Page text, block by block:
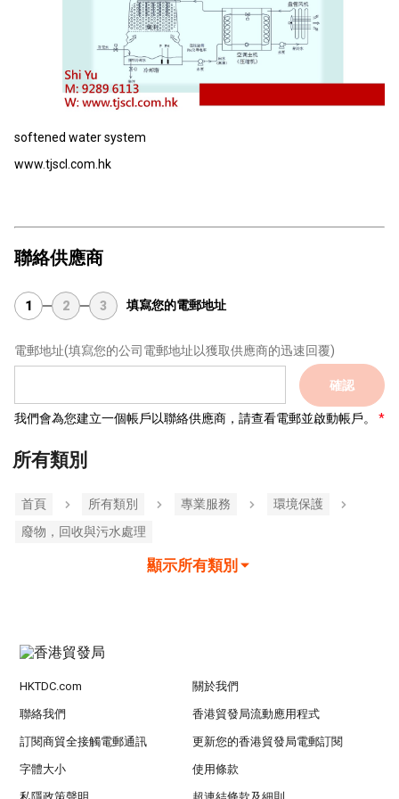
softened water system
www.tjscl.com.hk
聯絡供應商
1 2 3 填寫您的電郵地址
電郵地址(填寫您的公司電郵地址以獲取供應商的迅速回覆)
確認
我們會為您建立一個帳戶以聯絡供應商，請查看電郵並啟動帳戶。
所有類別
首頁 所有類別 專業服務
環境保護
廢物，回收與污水處理
顯示所有類別
HKTDC.com 關於我們
聯絡我們 香港貿發局流動應用程式
訂閱商貿全接觸電郵通訊 更新您的香港貿發局電郵訂閱
字體大小 使用條款